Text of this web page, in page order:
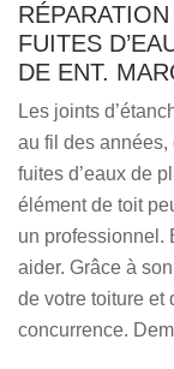
FUITES
DE ENT.
Les joints
au fil des
fuites d’eaux de
élément de toit
un professionnel.
aider. Grâce à
de votre toiture et
concurrence.